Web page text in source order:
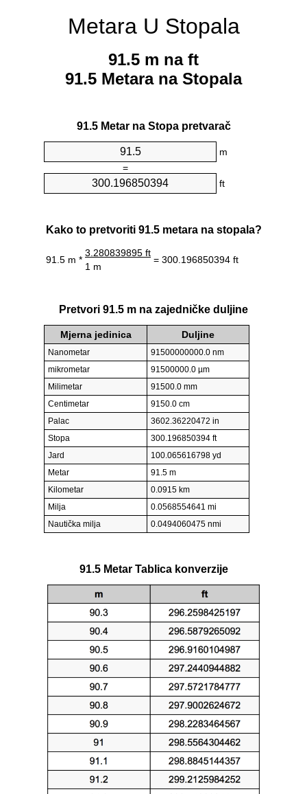
Metara U Stopala
91.5 m na ft
91.5 Metara na Stopala
91.5 Metar na Stopa pretvarač
m
=
ft
Kako to pretvoriti 91.5 metara na stopala?
91.5 m *
3.280839895 ft
= 300.196850394 ft
1 m
Pretvori 91.5 m na zajedničke duljine
Mjerna jedinica Duljine
Nanometar
91500000000.0 nm
mikrometar
91500000.0 µm
Milimetar
91500.0 mm
Centimetar
9150.0 cm
Palac
3602.36220472 in
Stopa
300.196850394 ft
Jard
100.065616798 yd
Metar
91.5 m
Kilometar
0.0915 km
Milja
0.0568554641 mi
Nautička milja
0.0494060475 nmi
91.5 Metar Tablica konverzije